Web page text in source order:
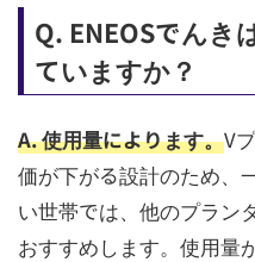
Q. ENEOSでんき
ていますか？
A. 使用量によります。V
価が下がる設計のため、
い世帯では、他のプラン
おすすめします。使用量